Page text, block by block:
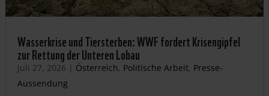
Wasserkrise und Tiersterben: WWF fordert Krisengipfel
zur Rettung der Unteren Lobau
Juli 27, 2026 | Österreich, Politische Arbeit, Presse-
Aussendung